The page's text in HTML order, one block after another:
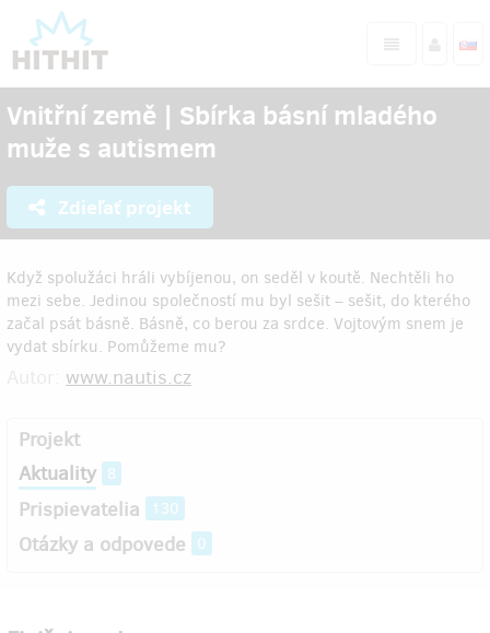
Vnitřní země | Sbírka básní mladého
muže s autismem
Zdieľať projekt
Když spolužáci hráli vybíjenou, on seděl v koutě. Nechtěli ho
mezi sebe. Jedinou společností mu byl sešit – sešit, do kterého
začal psát básně. Básně, co berou za srdce. Vojtovým snem je
vydat sbírku. Pomůžeme mu?
www.nautis.cz
Projekt
Aktuality 8
Prispievatelia 130
Otázky a odpovede 0